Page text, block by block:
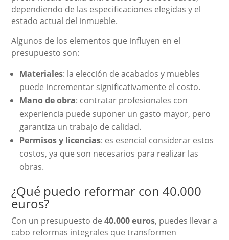
dependiendo de las especificaciones elegidas y el
estado actual del inmueble.
Algunos de los elementos que influyen en el
presupuesto son:
Materiales: la elección de acabados y muebles
puede incrementar significativamente el costo.
Mano de obra: contratar profesionales con
experiencia puede suponer un gasto mayor, pero
garantiza un trabajo de calidad.
Permisos y licencias: es esencial considerar estos
costos, ya que son necesarios para realizar las
obras.
¿Qué puedo reformar con 40.000
euros?
Con un presupuesto de40.000 euros, puedes llevar a
cabo reformas integrales que transformen